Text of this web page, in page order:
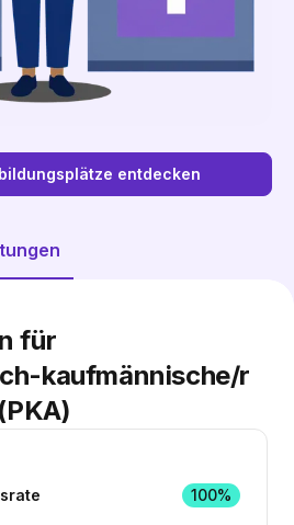
entdecken
100%
für
kaufmännische/r